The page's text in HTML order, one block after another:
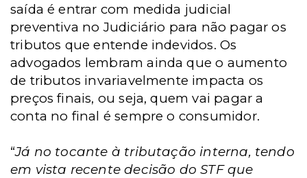
saída é entrar com medida judicial
preventiva no Judiciário para não pagar os
tributos que entende indevidos. Os
advogados lembram ainda que o aumento
de tributos invariavelmente impacta os
preços finais, ou seja, quem vai pagar a
conta no final é sempre o consumidor.
“Já no tocante à tributação interna, tendo
em vista recente decisão do STF que